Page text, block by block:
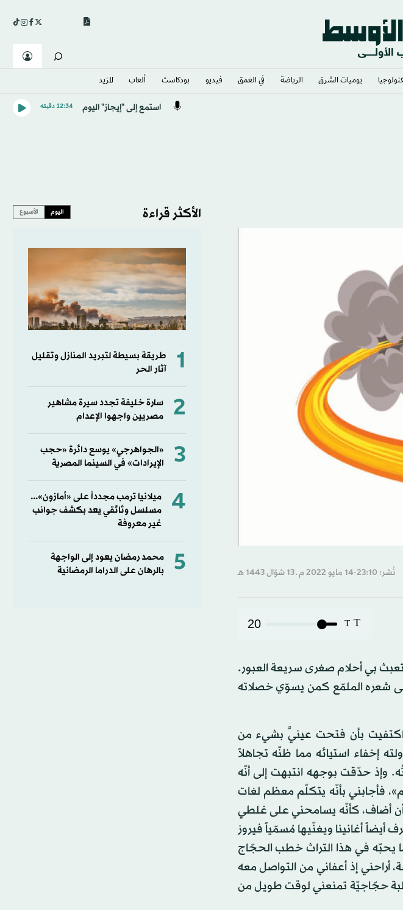
يوميات الشرق​ الرياضة في العمق فيديو بودكاست ألعاب المزيد
استمع إلى "إيجاز" اليوم 12:34 دقيقه
نُشر: 23:10-14 مايو 2022 م ـ 13 شوّال 1443 هـ
T
T
20
تعبث بي أحلام صغرى سريعة العبور.
شعره الملمّع كمن يسوّي خصلاته
بأن فتحت عينيَّ بشيء من
إخفاء استيائه مما ظنّه تجاهلاً
وإذ حدّقت بوجهه انتبهت إلى أنّه
فأجابني بأنّه يتكلّم معظم لغات
أن أضاف، كأنّه يسامحني على غلطي
أيضاً أغانينا ويغنّيها مُسمّياً فيروز
يحبّه في هذا التراث خطب الحجّاج
إذ أعفاني من التواصل معه
خطبة حجّاجيّة تمنعني لوقت طويل من
الأكثر قراءة اليوم الأسبوع
1
طريقة بسيطة لتبريد المنازل وتقليل
آثار الحر
2
سارة خليفة تجدد سيرة مشاهير
مصريين واجهوا الإعدام
3
«الجواهرجي» يوسع دائرة «حجب
الإيرادات» في السينما المصرية
4
ميلانيا ترمب مجدداً على «أمازون»...
مسلسل وثائقي يعد بكشف جوانب
غير معروفة
5
محمد رمضان يعود إلى الواجهة
بالرهان على الدراما الرمضانية